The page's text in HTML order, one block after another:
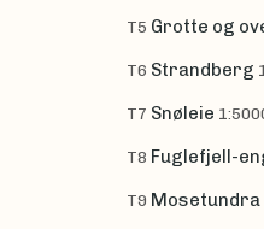
T5 Grotte og
T6 Strandberg
T7 Snøleie
T8 Fuglefjell-
T9 Mosetundra